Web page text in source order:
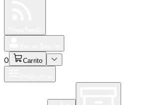
0 Carrito